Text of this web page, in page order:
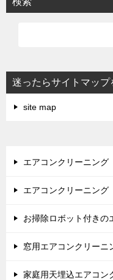
迷ったらサイトマップ
site map
エアコンクリーニング
エアコンクリーニング
お掃除ロボット付きの
窓用エアコンクリーニ
家庭用天埋込エアコン